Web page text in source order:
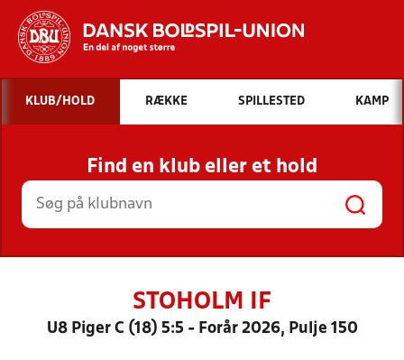
Hvad vil du søge efter?
INDHOLD OG NYHEDER
STILLINGER, RESULTATER, KLUBBER OG
HOLD
KLUB/HOLD RÆKKE SPILLESTED KAMP
Find en klub eller et hold
STOHOLM IF
U8 Piger C (18) 5:5 - Forår 2026, Pulje 150